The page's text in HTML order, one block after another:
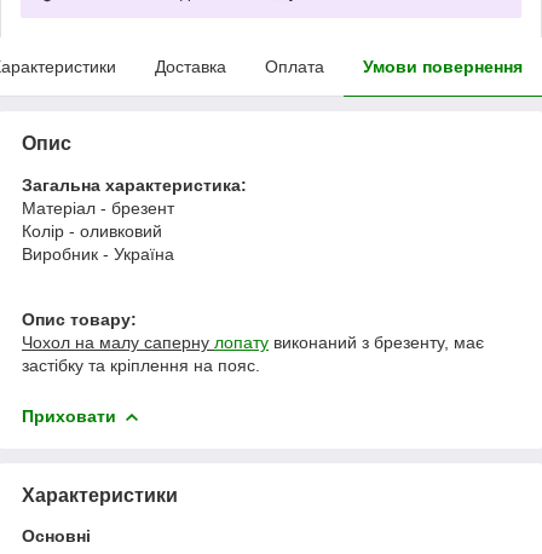
Доставка Оплата Умови повернення
Опис
Загальна характеристика:
Матеріал - брезент
Колір - оливковий
Виробник - Україна
Опис товару:
Чохол на малу саперну лопату виконаний з брезенту, має
застібку та кріплення на пояс.
Приховати
Характеристики
Основні